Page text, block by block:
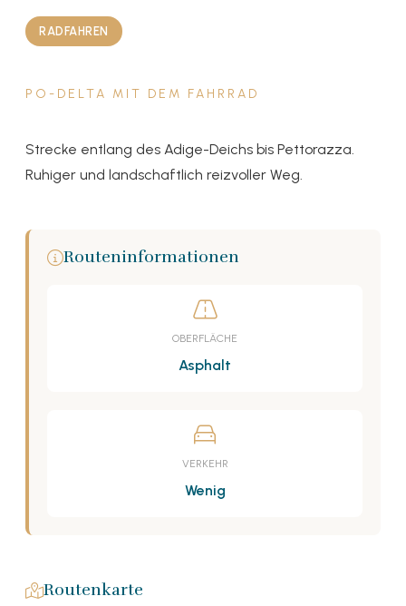
RADFAHREN
PO-DELTA MIT DEM FAHRRAD
Strecke entlang des Adige-Deichs bis Pettorazza.
Ruhiger und landschaftlich reizvoller Weg.
Routeninformationen
OBERFLÄCHE
Asphalt
VERKEHR
Wenig
Routenkarte